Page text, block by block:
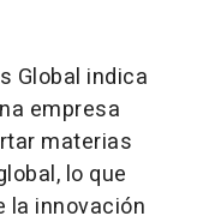
Global indica
empresa
materias
lo que
la innovación